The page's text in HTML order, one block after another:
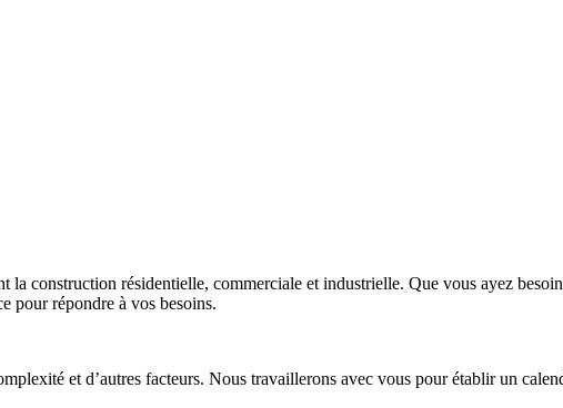
la construction résidentielle, commerciale et industrielle. Que vous ayez
pour répondre à vos besoins.
et d’autres facteurs. Nous travaillerons avec vous pour établir un